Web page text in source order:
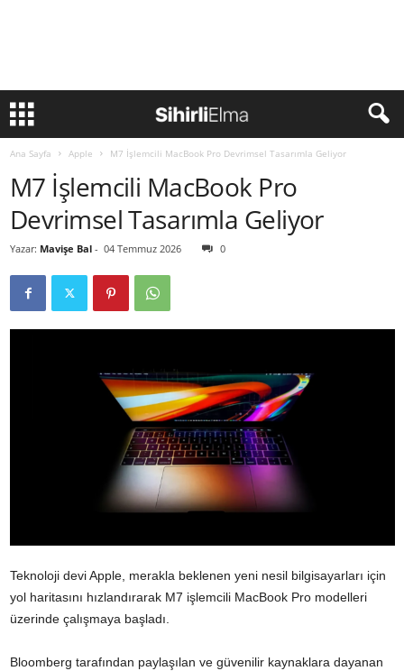
Ana Sayfa Apple M7 İşlemcili MacBook Pro Devrimsel Tasarımla Geliyor
M7 İşlemcili MacBook Pro
Devrimsel Tasarımla Geliyor
Yazar: Mavişe Bal - 04 Temmuz 2026 0
Teknoloji devi Apple, merakla beklenen yeni nesil bilgisayarları için
yol haritasını hızlandırarak M7 işlemcili MacBook Pro modelleri
üzerinde çalışmaya başladı.
Bloomberg tarafından paylaşılan ve güvenilir kaynaklara dayanan